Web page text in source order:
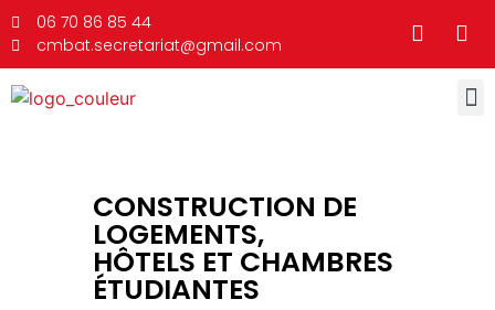
06 70 86 85 44
cmbat.secretariat@gmail.com
CONSTRUCTION DE
LOGEMENTS,
HÔTELS ET CHAMBRES
ÉTUDIANTES